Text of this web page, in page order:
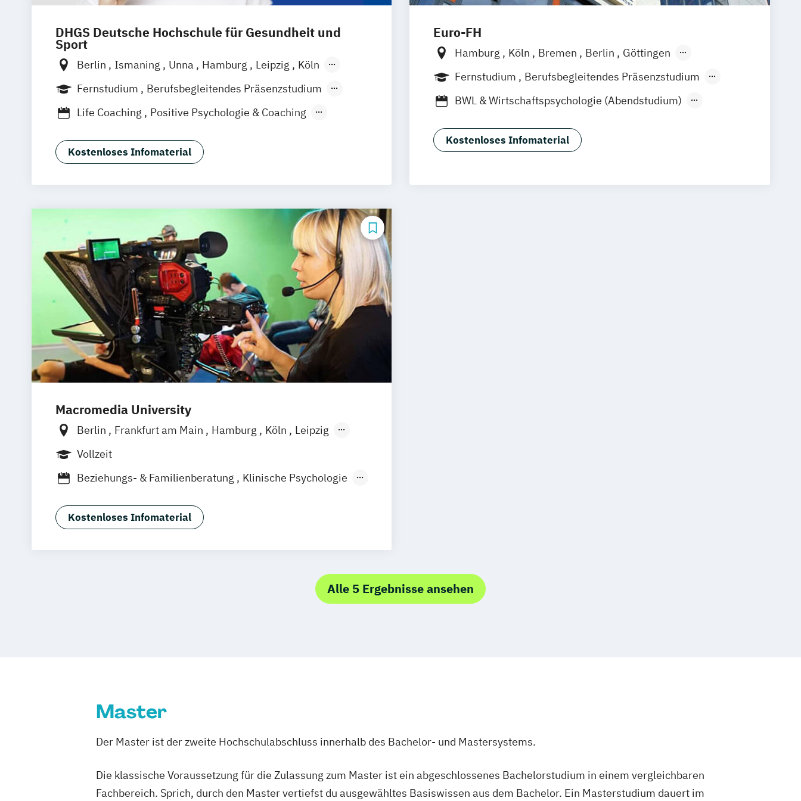
Wirtschaftspsychologie im Online-Abendstudium
DHGS Deutsche Hochschule für Gesundheit und
Sport
Berlin Ismaning Unna Hamburg Leipzig
Köln
Frankfurt
Mannheim Stuttgart Wien
Innsbruck
Fernstudium
Berufsbegleitendes Präsenzstudium
Duales Studium
Vollzeit
Life Coaching
Positive Psychologie & Coaching
Kostenloses Infomaterial
Euro-FH
Hamburg Köln Bremen Berlin
Göttingen
Frankfurt am Main
Leipzig München
Nürnberg
Fernstudium
Berufsbegleitendes Präsenzstudium
Duales Studium
Fernlehrgang
BWL & Wirtschaftspsychologie (Abendstudium)
Business Coaching & Change Management
Interkulturelle Psychologie
Psychologie (Abendstudium)
Kostenloses Infomaterial
Macromedia University
Berlin Frankfurt am Main Hamburg Köln
Leipzig
München
Vollzeit
Beziehungs- & Familienberatung
Klinische Psychologie
Psychologische Beratung
Wirtschaftspsychologie
Kostenloses Infomaterial
Alle 5 Ergebnisse ansehen
Master
Der Master ist der zweite Hochschulabschluss innerhalb des Bachelor- und Mastersystems.
Die klassische Voraussetzung für die Zulassung zum Master ist ein abgeschlossenes Bachelorstudium in einem vergleichbaren
Fachbereich. Sprich, durch den Master vertiefst du ausgewähltes Basiswissen aus dem Bachelor. Ein Masterstudium dauert im